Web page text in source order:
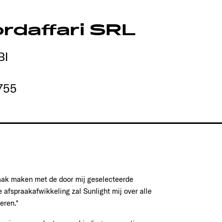
SRL
maken met de door mij geselecteerde
afspraakafwikkeling zal Sunlight mij over alle